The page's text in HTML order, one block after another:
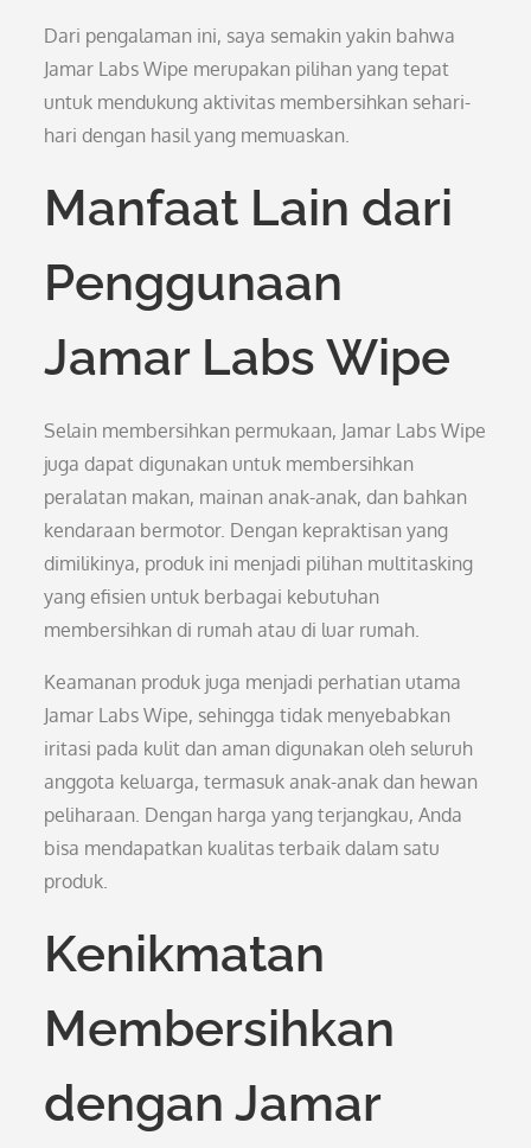
Dari pengalaman ini, saya semakin yakin bahwa
Jamar Labs Wipe merupakan pilihan yang tepat
untuk mendukung aktivitas membersihkan sehari-
hari dengan hasil yang memuaskan.
Manfaat Lain dari
Penggunaan
Jamar Labs Wipe
Selain membersihkan permukaan, Jamar Labs Wipe
juga dapat digunakan untuk membersihkan
peralatan makan, mainan anak-anak, dan bahkan
kendaraan bermotor. Dengan kepraktisan yang
dimilikinya, produk ini menjadi pilihan multitasking
yang efisien untuk berbagai kebutuhan
membersihkan di rumah atau di luar rumah.
Keamanan produk juga menjadi perhatian utama
Jamar Labs Wipe, sehingga tidak menyebabkan
iritasi pada kulit dan aman digunakan oleh seluruh
anggota keluarga, termasuk anak-anak dan hewan
peliharaan. Dengan harga yang terjangkau, Anda
bisa mendapatkan kualitas terbaik dalam satu
produk.
Kenikmatan
Membersihkan
dengan Jamar